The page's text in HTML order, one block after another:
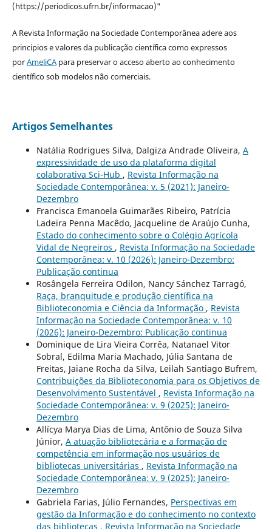
(https://periodicos.ufrn.br/informacao)"
A Revista Informação na Sociedade Contemporânea adere aos
principios e valores da publicação científica como expressos
porAmeliCApara preservar o acceso aberto ao conhecimento
científico sob modelos não comerciais.
Artigos Semelhantes
Natália Rodrigues Silva, Dalgiza Andrade Oliveira, A
expressividade de uso da plataforma digital
colaborativa Sci-Hub , Revista Informação na
Sociedade Contemporânea: v. 5 (2021): Janeiro-
Dezembro
Francisca Emanoela Guimarães Ribeiro, Patrícia
Ladeira Penna Macêdo, Jacqueline de Araújo Cunha,
Estado do conhecimento sobre o Colégio Agrícola
Vidal de Negreiros , Revista Informação na Sociedade
Contemporânea: v. 10 (2026): Janeiro-Dezembro:
Publicação continua
Rosângela Ferreira Odilon, Nancy Sánchez Tarragó,
Raça, branquitude e produção científica na
Biblioteconomia e Ciência da Informação , Revista
Informação na Sociedade Contemporânea: v. 10
(2026): Janeiro-Dezembro: Publicação continua
Dominique de Lira Vieira Corrêa, Natanael Vitor
Sobral, Edilma Maria Machado, Júlia Santana de
Freitas, Jaiane Rocha da Silva, Leilah Santiago Bufrem,
Contribuições da Biblioteconomia para os Objetivos de
Desenvolvimento Sustentável , Revista Informação na
Sociedade Contemporânea: v. 9 (2025): Janeiro-
Dezembro
Allícya Marya Dias de Lima, Antônio de Souza Silva
Júnior, A atuação bibliotecária e a formação de
competência em informação nos usuários de
bibliotecas universitárias , Revista Informação na
Sociedade Contemporânea: v. 9 (2025): Janeiro-
Dezembro
Gabriela Farias, Júlio Fernandes, Perspectivas em
gestão da Informação e do conhecimento no contexto
das bibliotecas , Revista Informação na Sociedade